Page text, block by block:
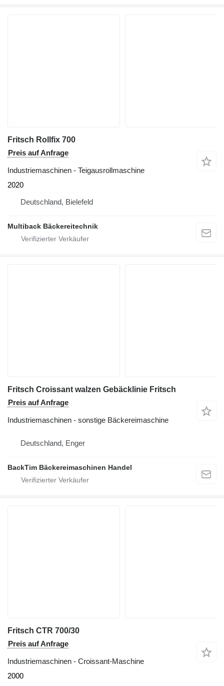
Fritsch Rollfix 700
Preis auf Anfrage
Industriemaschinen - Teigausrollmaschine
2020
Deutschland, Bielefeld
Multiback Bäckereitechnik
Fritsch Croissant walzen Gebäcklinie Fritsch
Preis auf Anfrage
Industriemaschinen - sonstige Bäckereimaschine
Deutschland, Enger
BackTim Bäckereimaschinen Handel
Fritsch CTR 700/30
Preis auf Anfrage
Industriemaschinen - Croissant-Maschine
2000